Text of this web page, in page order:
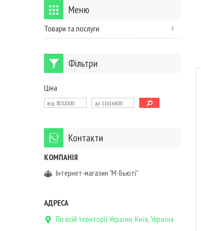
Товари та послуги
Фільтри
Ціна
Контакти
Інтернет-магазин "М-Бьюті"
По всій території України, Київ, Україна